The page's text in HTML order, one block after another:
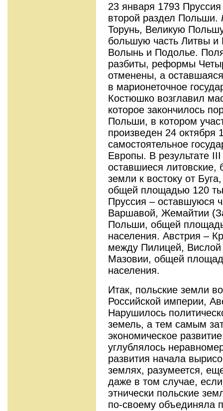
23 января 1793
второй раздел Польши.
Торунь, Великую
большую часть Литвы и
Волынь и Подолье.
разбиты, реформы
отменены, а
в марионеточное
Костюшко возглавил
которое закончилось
Польши, в котором
произведен 24 октября
самостоятельное
Европы. В результате
оставшиеся литовские,
земли к востоку от
общей площадью 120
Пруссия – оставшуюся
Варшавой, Жемайтии
Польши, общей
населения. Австрия –
между Пилицей,
Мазовии, общей
населения.
Итак, польские земли
Российской империи,
Нарушилось
земель, а тем самым
экономическое
углублялось
развития начала
землях, разумеется,
даже в том случае,
этнически польские
по-своему объединяла